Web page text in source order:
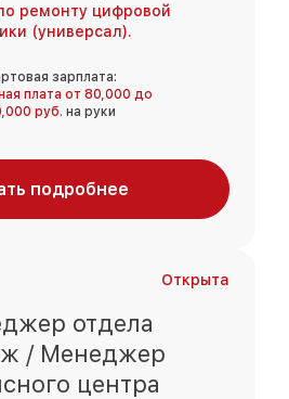
ремонту цифровой
(универсал).
зарплата:
плата от 80,000 до
руб. на руки
подробнее
Открыта
отдела
/ Менеджер
центра